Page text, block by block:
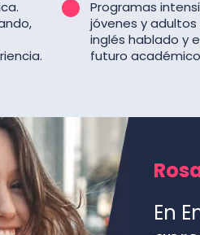
Programas
jóvenes y adultos
inglés hablado y
futuro
En